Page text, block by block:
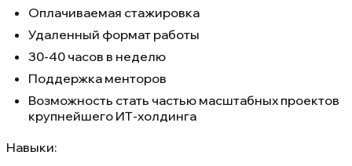
Оплачиваемая стажировка
Удаленный формат работы
30-40 часов в неделю
Поддержка менторов
Возможность стать частью масштабных проектов
крупнейшего ИТ-холдинга
Навыки: